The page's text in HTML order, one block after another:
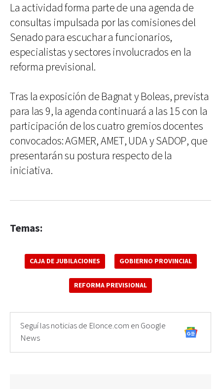
La actividad forma parte de una agenda de
consultas impulsada por las comisiones del
Senado para escuchar a funcionarios,
especialistas y sectores involucrados en la
reforma previsional.
Tras la exposición de Bagnat y Boleas, prevista
para las 9, la agenda continuará a las 15 con la
participación de los cuatro gremios docentes
convocados: AGMER, AMET, UDA y SADOP, que
presentarán su postura respecto de la
iniciativa.
Temas:
CAJA DE JUBILACIONES GOBIERNO PROVINCIAL
REFORMA PREVISIONAL
Seguí las noticias de Elonce.com en Google
News